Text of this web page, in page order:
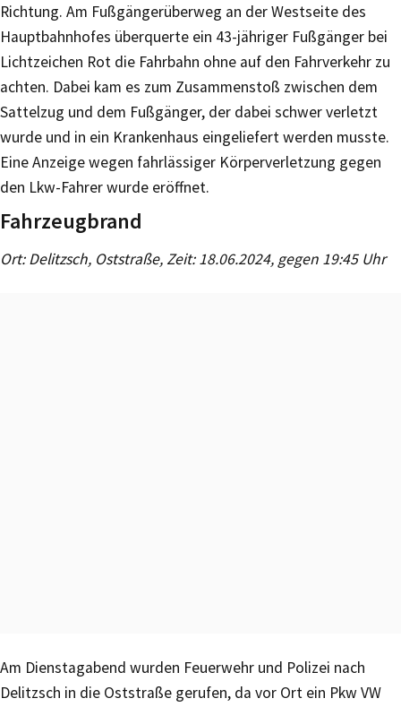
Richtung. Am Fußgängerüberweg an der Westseite des
Hauptbahnhofes überquerte ein 43-jähriger Fußgänger bei
Lichtzeichen Rot die Fahrbahn ohne auf den Fahrverkehr zu
achten. Dabei kam es zum Zusammenstoß zwischen dem
Sattelzug und dem Fußgänger, der dabei schwer verletzt
wurde und in ein Krankenhaus eingeliefert werden musste.
Eine Anzeige wegen fahrlässiger Körperverletzung gegen
den Lkw-Fahrer wurde eröffnet.
Fahrzeugbrand
Ort: Delitzsch, Oststraße, Zeit: 18.06.2024, gegen 19:45 Uhr
Am Dienstagabend wurden Feuerwehr und Polizei nach
Delitzsch in die Oststraße gerufen, da vor Ort ein Pkw VW